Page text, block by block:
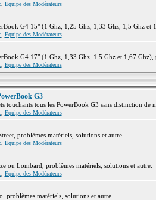
, Equipe des Modérateurs
G4 15" (1 Ghz, 1,25 Ghz, 1,33 Ghz, 1,5 Ghz et
, Equipe des Modérateurs
G4 17" (1 Ghz, 1,33 Ghz, 1,5 Ghz et 1,67 Ghz),
, Equipe des Modérateurs
G3
touchants tous les PowerBook G3 sans distinction de
, Equipe des Modérateurs
problèmes matériels, solutions et autre.
, Equipe des Modérateurs
ou Lombard, problèmes matériels, solutions et autre.
, Equipe des Modérateurs
problèmes matériels, solutions et autre.